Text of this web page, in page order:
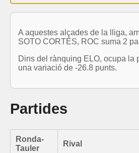
A aquestes alçades de la lliga,
SOTO CORTÉS, ROC suma 2
Dins del rànquing ELO, ocupa la
una variació de -26.8 punts.
Partides
Ronda-
Tauler
Rival